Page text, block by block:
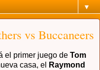
▼
vs Buccaneers
el primer juego de Tom
casa, el
Raymond